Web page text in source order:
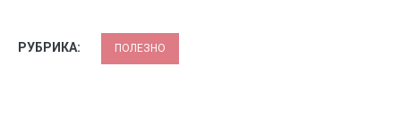
РУБРИКА: ПОЛЕЗНО